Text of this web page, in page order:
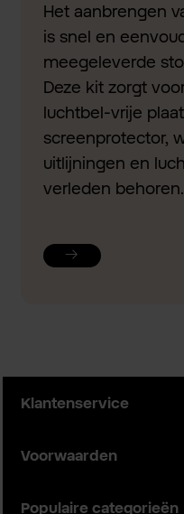
Het aanbrengen
is snel en
meegeleverde
Deze kit zorgt
luchtbel-vrije
screenprotector,
uitlijningen en
verleden behoren.
Klantenservice
Voorwaarden
Populaire categorieën